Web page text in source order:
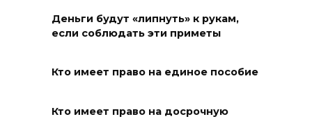
В Ростовской области
техногенных пожаров и 30
08 августа 2026 10:35
Деньги будут «липнуть» к рукам,
если соблюдать эти приметы
Кто имеет право на единое пособие
Кто имеет право на досрочную